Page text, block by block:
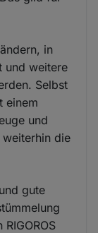
in
und weitere
Selbst
einem
und
die
gute